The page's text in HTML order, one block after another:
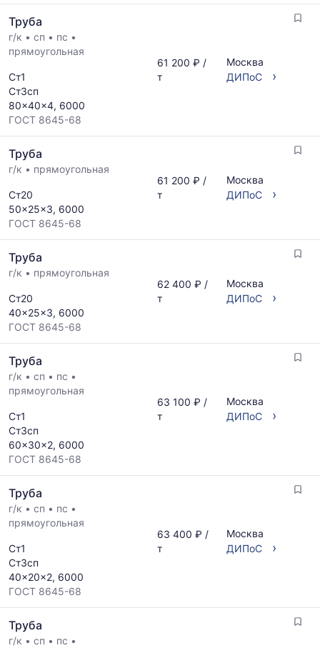
поставщиков
за
последний
Статистика
рассчитывается
по
актуальным
предложениям
и
обновляется
мере
обновления
прайс-
листов.
размеров
поставщиков
по
Труба
г/к • сп • пс •
прямоугольная
Ст1
Ст3сп
80x40x4, 6000
ГОСТ 8645-68
61 200 ₽ /
т
Москва
ДИПоС
›
Труба
г/к • прямоугольная
Ст20
50x25x3, 6000
ГОСТ 8645-68
61 200 ₽ /
т
Москва
ДИПоС
›
Труба
г/к • прямоугольная
Ст20
40x25x3, 6000
ГОСТ 8645-68
62 400 ₽ /
т
Москва
ДИПоС
›
Труба
г/к • сп • пс •
прямоугольная
Ст1
Ст3сп
60x30x2, 6000
ГОСТ 8645-68
63 100 ₽ /
т
Москва
ДИПоС
›
Труба
г/к • сп • пс •
прямоугольная
Ст1
Ст3сп
40x20x2, 6000
ГОСТ 8645-68
63 400 ₽ /
т
Москва
ДИПоС
›
Труба
г/к • сп • пс •